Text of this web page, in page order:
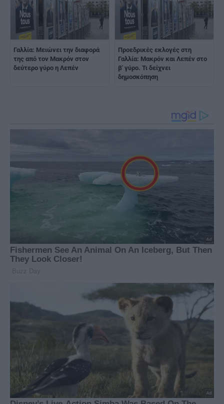
Γαλλία: Μειώνει την διαφορά
της από τον Μακρόν στον
δεύτερο γύρο η Λεπέν
Προεδρικές εκλογές στη
Γαλλία: Μακρόν και Λεπέν στο
β' γύρο. Τι δείχνει
δημοσκόπηση